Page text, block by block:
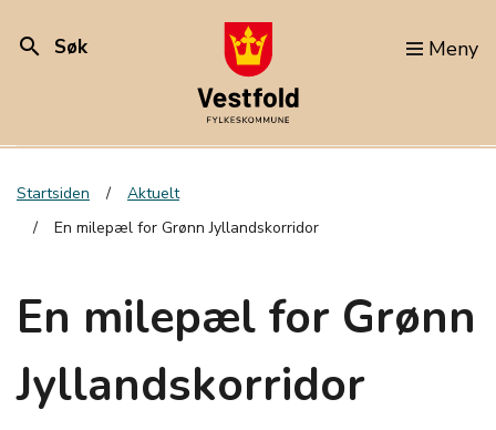
search Søk Meny
Startsiden
Aktuelt
En milepæl for Grønn Jyllandskorridor
En milepæl for Grønn
Jyllandskorridor